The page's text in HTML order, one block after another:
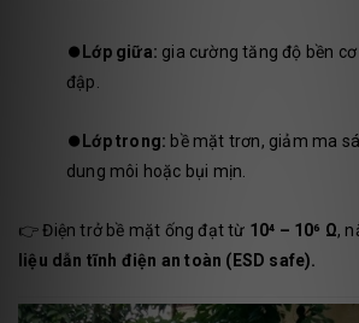
⏺️ Lớp giữa: gia cường tăng độ bền
đập.
⏺️ Lớp trong: bề mặt trơn, giảm ma
dung môi hoặc bụi mịn.
👉 Điện trở bề mặt ống đạt từ 10⁴ – 10⁶ Ω,
liệu dẫn tĩnh điện an toàn (ESD safe).